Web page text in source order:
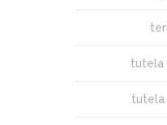
tutela
tutela